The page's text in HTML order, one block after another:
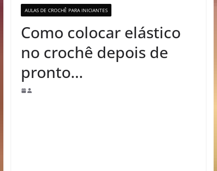
AULAS DE CROCHÊ PARA INICIANTES
Como colocar elástico
no crochê depois de
pronto…